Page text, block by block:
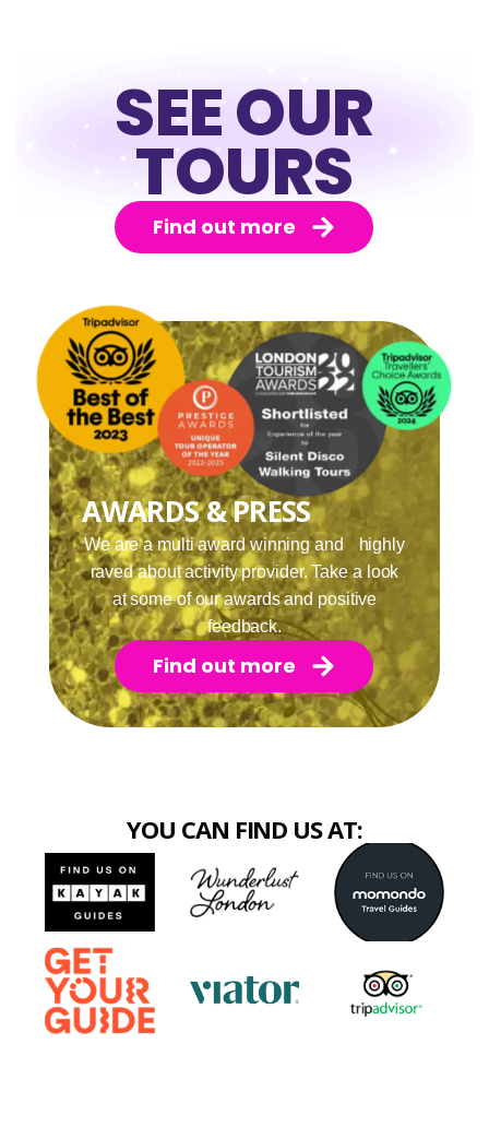
SEE OUR
TOURS
Find out more
AWARDS & PRESS
We are a multi award winning and highly
raved about activity provider. Take a look
at some of our awards and positive
feedback.
Find out more
YOU CAN FIND US AT: